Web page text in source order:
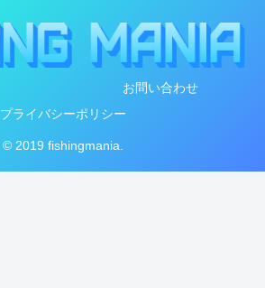
お問い合わせ
プライバシーポリシー
© 2019 fishingmania.